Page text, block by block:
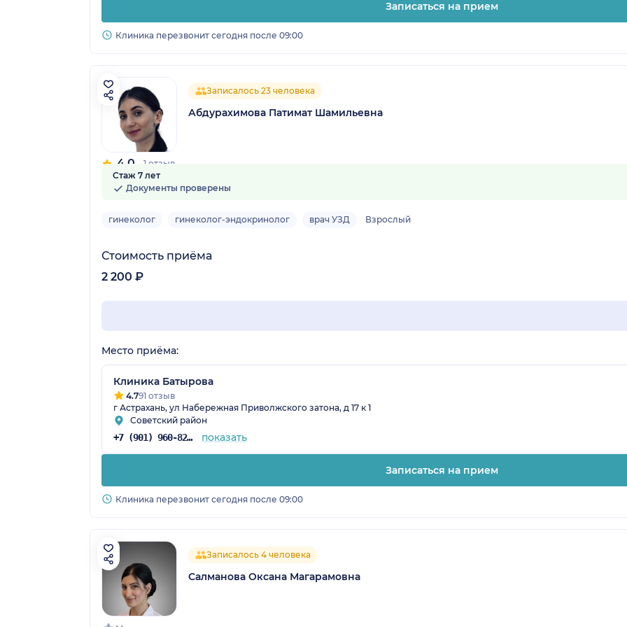
Записаться на прием
Клиника перезвонит сегодня после 09:00
4.0 1 отзыв
Записалось 23 человека
Абдурахимова Патимат Шамильевна
Стаж 7 лет
Документы проверены
гинеколог гинеколог-эндокринолог врач УЗД Взрослый
Стоимость приёма
2 200 ₽
Место приёма:
Клиника Батырова
4.791 отзыв
г Астрахань, ул Набережная Приволжского затона, д 17 к 1
Советский район
+7 (901) 960-82-53 показать
Записаться на прием
Клиника перезвонит сегодня после 09:00
Записалось 4 человека
Салманова Оксана Магарамовна